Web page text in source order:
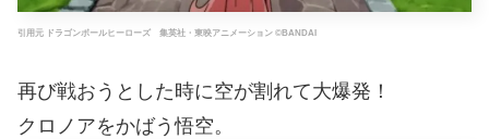
引用元 ドラゴンボールヒーローズ 集英社・東映アニメーション ©BANDAI
再び戦おうとした時に空が割れて大爆発！
クロノアをかばう悟空。